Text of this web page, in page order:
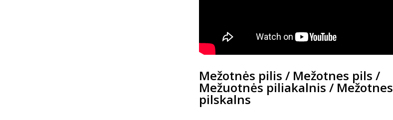
Mežotnės pilis / Mežotnes pils /
Mežuotnės piliakalnis / Mežotnes
pilskalns